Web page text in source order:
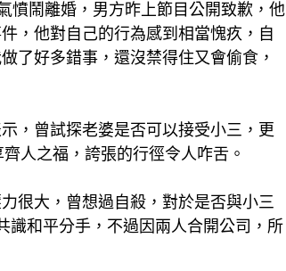
憤鬧離婚，男方昨上節目公開致歉，他
，他對自己的行為感到相當愧疚，自
了好多錯事，還沒禁得住又會偷食，
，曾試探老婆是否可以接受小三，更
齊人之福，誇張的行徑令人咋舌。
很大，曾想過自殺，對於是否與小三
識和平分手，不過因兩人合開公司，所